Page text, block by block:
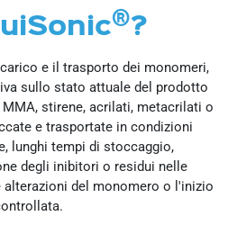
®?
e il trasporto dei monomeri,
sullo stato attuale del prodotto
stirene, acrilati, metacrilati o
e trasportate in condizioni
lunghi tempi di stoccaggio,
degli inibitori o residui nelle
del monomero o l'inizio